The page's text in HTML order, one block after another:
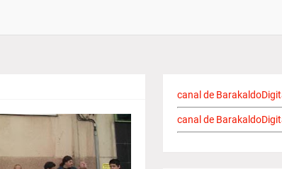
canal de
canal de